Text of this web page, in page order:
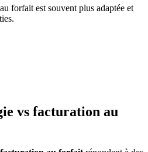
forfait est souvent plus adaptée et
vs facturation au